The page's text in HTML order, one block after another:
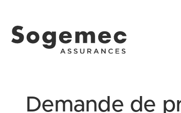
Demande de